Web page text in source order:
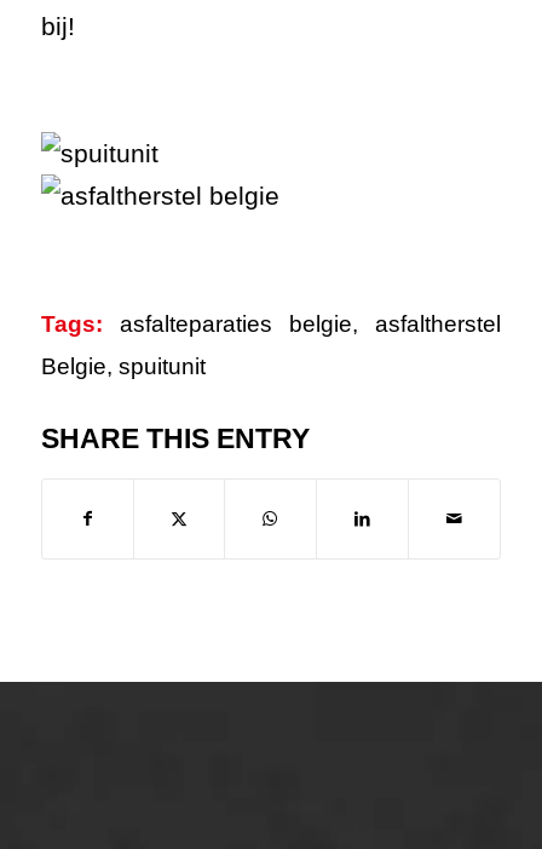
bij!
Tags: asfalteparaties belgie,asfaltherstel
Belgie, spuitunit
SHARE THIS ENTRY